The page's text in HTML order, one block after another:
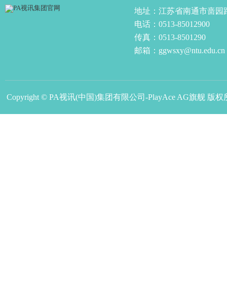
地址：江苏省南通市啬园
电话：0513-85012900
传真：0513-8501290
邮箱：ggwsxy@ntu.edu.cn
Copyright © PA视讯(中国)集团有限公司-PlayAce AG旗舰 版权